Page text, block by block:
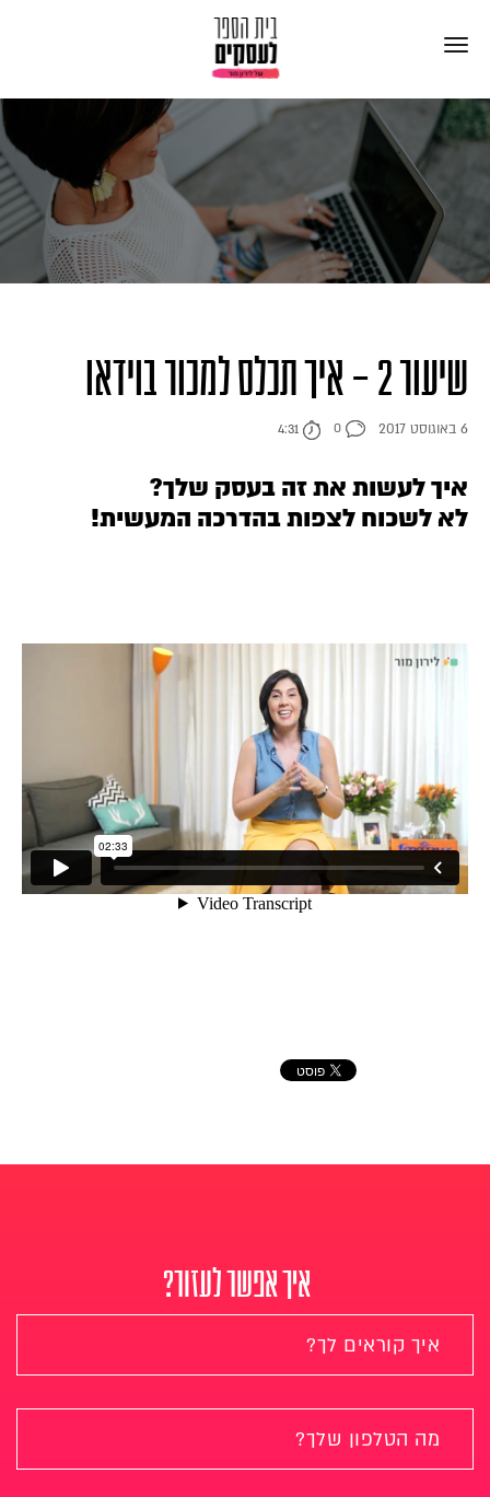
שיעור 2 – איך תכלס למכור בוידאו
6 באוגוסט 2017 0
4:31
איך לעשות את זה בעסק שלך?
לא לשכוח לצפות בהדרכה המעשית!
איך אפשר לעזור?